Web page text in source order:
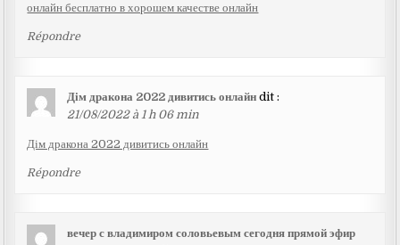
онлайн бесплатно в хорошем качестве онлайн
Répondre
Дім дракона 2022 дивитись онлайн dit :
21/08/2022 à 1 h 06 min
Дім дракона 2022 дивитись онлайн
Répondre
вечер с владимиром соловьевым сегодня прямой эфир